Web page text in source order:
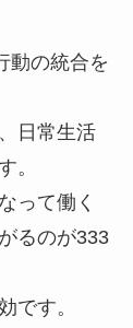
動の統合を
日常生活
。
って働く
るのが333
です。